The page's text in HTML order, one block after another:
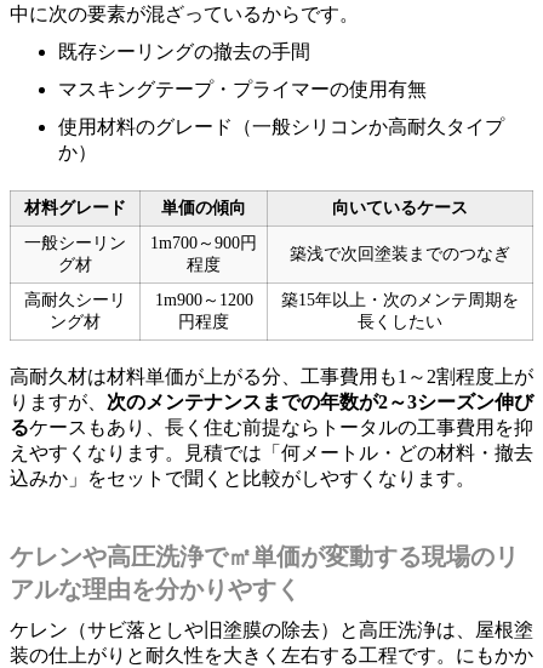
中に次の要素が混ざっているからです。
既存シーリングの撤去の手間
マスキングテープ・プライマーの使用有無
使用材料のグレード（一般シリコンか高耐久タイプ
か）
材料グレード 単価の傾向
向いているケース
一般シーリン
グ材
1m700～900円
程度
築浅で次回塗装までのつなぎ
高耐久シーリ
ング材
1m900～1200
円程度
築15年以上・次のメンテ周期を
長くしたい
高耐久材は材料単価が上がる分、工事費用も1～2割程度上が
りますが、 次のメンテナンスまでの年数が2～3シーズン伸び
るケースもあり、長く住む前提ならトータルの工事費用を抑
えやすくなります。見積では「何メートル・どの材料・撤去
込みか」をセットで聞くと比較がしやすくなります。
ケレンや高圧洗浄で㎡単価が変動する現場のリ
アルな理由を分かりやすく
ケレン（サビ落としや旧塗膜の除去）と高圧洗浄は、屋根塗
装の仕上がりと耐久性を大きく左右する工程です。にもかか